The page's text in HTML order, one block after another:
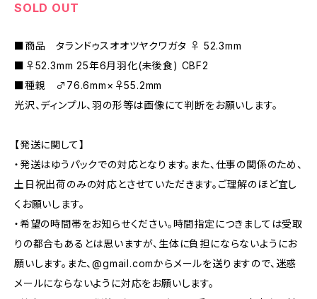
SOLD OUT
■商品 タランドゥスオオツヤクワガタ ♀ 52.3mm
■♀52.3mm 25年6月羽化(未後食) CBF2
■種親 ♂76.6mm×♀55.2mm
光沢、ディンプル、羽の形等は画像にて判断をお願いします。
【発送に関して】
・発送はゆうパックでの対応となります。また、仕事の関係のため、
土日祝出荷のみの対応とさせていただきます。ご理解のほど宜し
くお願いします。
・希望の時間帯をお知らせください。時間指定につきましては受取
りの都合もあるとは思いますが、生体に負担にならないようにお
願いします。また、@gmail.comからメールを送りますので、迷惑
メールにならないように対応をお願いします。